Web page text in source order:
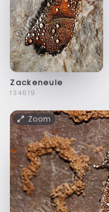
Zackeneule
f34619
Zoom